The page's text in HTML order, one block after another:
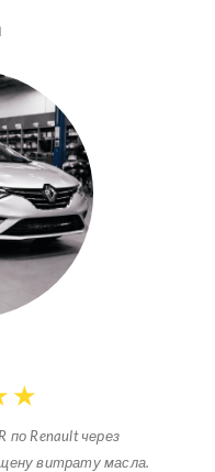
★
по Renault через
витрату масла.